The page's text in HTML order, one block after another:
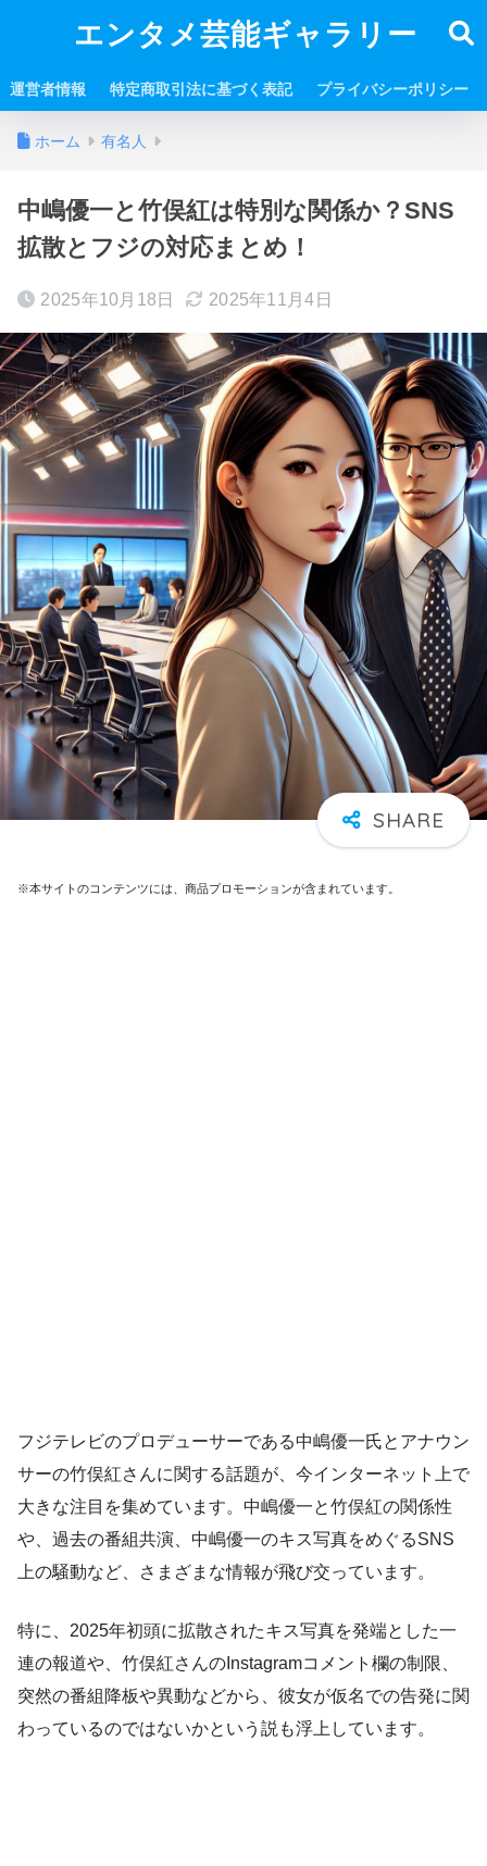
エンタメ芸能ギャラリー
運営者情報 特定商取引法に基づく表記 プライバシーポリシー
ホーム 有名人
中嶋優一と竹俣紅は特別な関係か？SNS
拡散とフジの対応まとめ！
2025年10月18日 2025年11月4日
※本サイトのコンテンツには、商品プロモーションが含まれています。
フジテレビのプロデューサーである中嶋優一氏とアナウン
サーの竹俣紅さんに関する話題が、今インターネット上で
大きな注目を集めています。中嶋優一と竹俣紅の関係性
や、過去の番組共演、中嶋優一のキス写真をめぐるSNS
上の騒動など、さまざまな情報が飛び交っています。
特に、2025年初頭に拡散されたキス写真を発端とした一
連の報道や、竹俣紅さんのInstagramコメント欄の制限、
突然の番組降板や異動などから、彼女が仮名での告発に関
わっているのではないかという説も浮上しています。